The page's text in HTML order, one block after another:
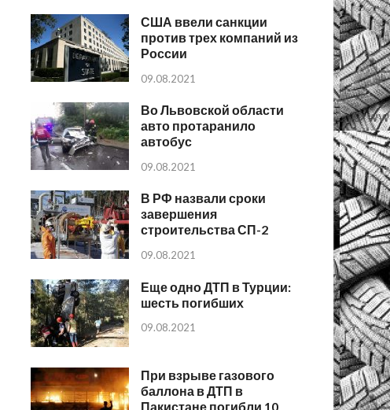
США ввели санкции
против трех компаний из
России
09.08.2021
Во Львовской области
авто протаранило
автобус
09.08.2021
В РФ назвали сроки
завершения
строительства СП-2
09.08.2021
Еще одно ДТП в Турции:
шесть погибших
09.08.2021
При взрыве газового
баллона в ДТП в
Пакистане погибли 10